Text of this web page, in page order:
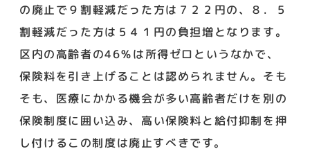
の廃止で９割軽減だった方は７２２円の、８．５
割軽減だった方は５４１円の負担増となります。
区内の高齢者の46％は所得ゼロというなかで、
保険料を引き上げることは認められません。そも
そも、医療にかかる機会が多い高齢者だけを別の
保険制度に囲い込み、高い保険料と給付抑制を押
し付けるこの制度は廃止すべきです。